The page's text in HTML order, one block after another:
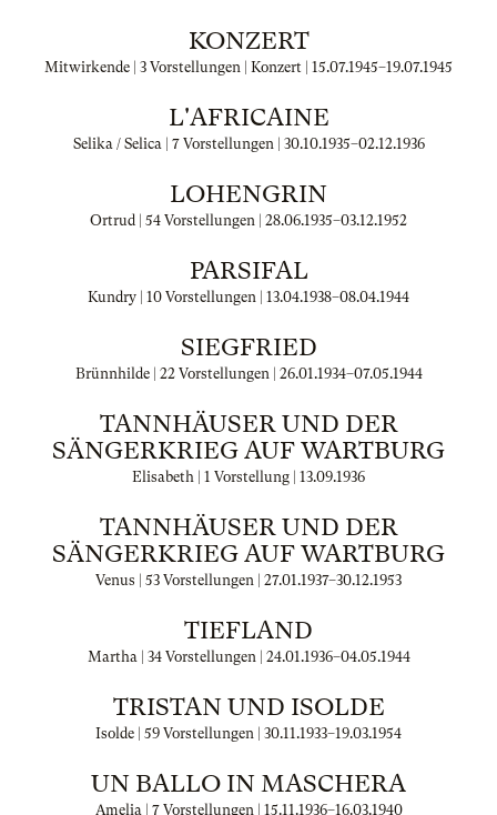
KONZERT
Mitwirkende | 3 Vorstellungen | Konzert | 15.07.1945–19.07.1945
L'AFRICAINE
Selika / Selica | 7 Vorstellungen | 30.10.1935–02.12.1936
LOHENGRIN
Ortrud | 54 Vorstellungen | 28.06.1935–03.12.1952
PARSIFAL
Kundry | 10 Vorstellungen | 13.04.1938–08.04.1944
SIEGFRIED
Brünnhilde | 22 Vorstellungen | 26.01.1934–07.05.1944
TANNHÄUSER UND DER
SÄNGERKRIEG AUF WARTBURG
Elisabeth | 1 Vorstellung | 13.09.1936
TANNHÄUSER UND DER
SÄNGERKRIEG AUF WARTBURG
Venus | 53 Vorstellungen | 27.01.1937–30.12.1953
TIEFLAND
Martha | 34 Vorstellungen | 24.01.1936–04.05.1944
TRISTAN UND ISOLDE
Isolde | 59 Vorstellungen | 30.11.1933–19.03.1954
UN BALLO IN MASCHERA
Amelia | 7 Vorstellungen | 15.11.1936–16.03.1940